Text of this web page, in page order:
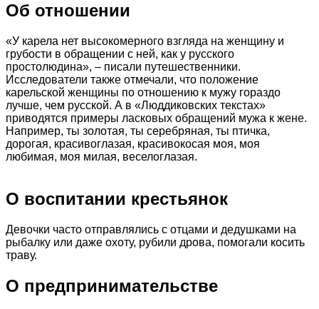
Об отношении
«У карела нет высокомерного взгляда на женщину и
грубости в обращении с ней, как у русского
простолюдина», – писали путешественники.
Исследователи также отмечали, что положение
карельской женщины по отношению к мужу гораздо
лучше, чем русской. А в «Люддиковских текстах»
приводятся примеры ласковых обращений мужа к жене.
Например, ты золотая, ты серебряная, ты птичка,
дорогая, красивоглазая, красивокосая моя, моя
любимая, моя милая, веселоглазая.
О воспитании крестьянок
Девочки часто отправлялись с отцами и дедушками на
рыбалку или даже охоту, рубили дрова, помогали косить
траву.
О предпринимательстве